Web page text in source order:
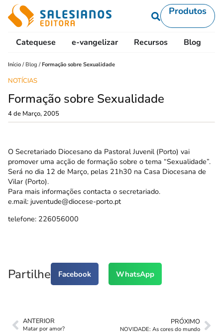
Produtos
Catequese e-vangelizar Recursos Blog
Início / Blog /Formação sobre Sexualidade
NOTÍCIAS
Formação sobre Sexualidade
4 de Março, 2005
O Secretariado Diocesano da Pastoral Juvenil (Porto) vai
promover uma acção de formação sobre o tema “Sexualidade”.
Será no dia 12 de Março, pelas 21h30 na Casa Diocesana de
Vilar (Porto).
Para mais informações contacta o secretariado.
e.mail: juventude@diocese-porto.pt
telefone: 226056000
Partilhe Facebook WhatsApp
ANTERIOR
Matar por amor?
PRÓXIMO
NOVIDADE: As cores do mundo